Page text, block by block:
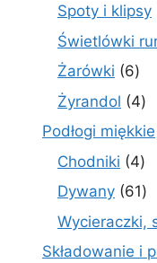
Spoty i klipsy
Świetlówki
Żarówki 66
Żyrandol 44
Podłogi miękkie
Chodniki 44
Dywany 6161
Wycieraczki,
Składowanie i